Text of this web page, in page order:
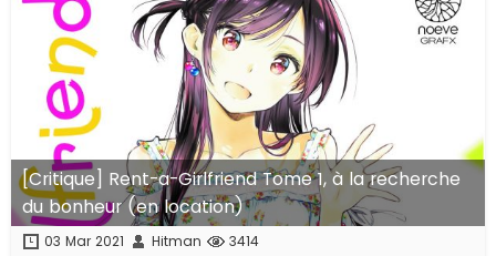
[Critique] Rent-a-Girlfriend Tome 1, à la recherche
du bonheur (en location)
03 Mar 2021 Hitman 3414